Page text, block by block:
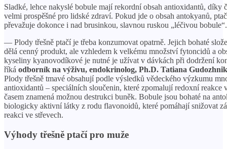
Sladké, lehce nakyslé bobule mají rekordní obsah antioxidantů, díky
velmi prospěšné pro lidské zdraví. Pokud jde o obsah antokyanů,
převažuje dokonce i nad brusinkou, slavnou ruskou „léčivou bobule“.
— Plody třešně ptačí je třeba konzumovat opatrně. Jejich bohaté
dělá cenný produkt, ale vzhledem k velkému množství fytoncidů a
kyseliny kyanovodíkové je nutné je užívat v dávkách při dodržení
říká odborník na výživu, endokrinolog, Ph.D. Tatiana
Plody třešně tmavé obsahují podle výsledků vědeckého výzkumu
antioxidantů – speciálních sloučenin, které zpomalují redoxní reakce
časem znamená možnou destrukci buněk. Bobule jsou bohaté na
biologicky aktivní látky z rodu flavonoidů, které pomáhají snižovat
reakci ve střevech.
Výhody třešně ptačí pro muže